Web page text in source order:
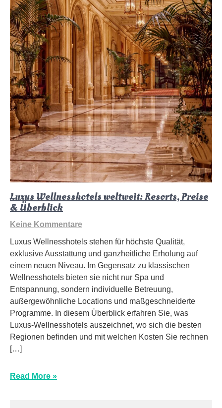
Luxus Wellnesshotels weltweit: Resorts, Preise
& Überblick
Keine Kommentare
Luxus Wellnesshotels stehen für höchste Qualität,
exklusive Ausstattung und ganzheitliche Erholung auf
einem neuen Niveau. Im Gegensatz zu klassischen
Wellnesshotels bieten sie nicht nur Spa und
Entspannung, sondern individuelle Betreuung,
außergewöhnliche Locations und maßgeschneiderte
Programme. In diesem Überblick erfahren Sie, was
Luxus-Wellnesshotels auszeichnet, wo sich die besten
Regionen befinden und mit welchen Kosten Sie rechnen
[…]
Read More »